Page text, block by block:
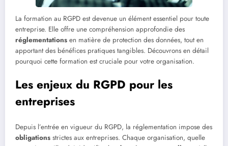
La formation au RGPD est devenue un élément essentiel pour toute
entreprise. Elle offre une compréhension approfondie des
réglementations en matière de protection des données, tout en
apportant des bénéfices pratiques tangibles. Découvrons en détail
pourquoi cette formation est cruciale pour votre organisation.
Les enjeux du RGPD pour les
entreprises
Depuis l’entrée en vigueur du RGPD, la réglementation impose des
obligations strictes aux entreprises. Chaque organisation, quelle